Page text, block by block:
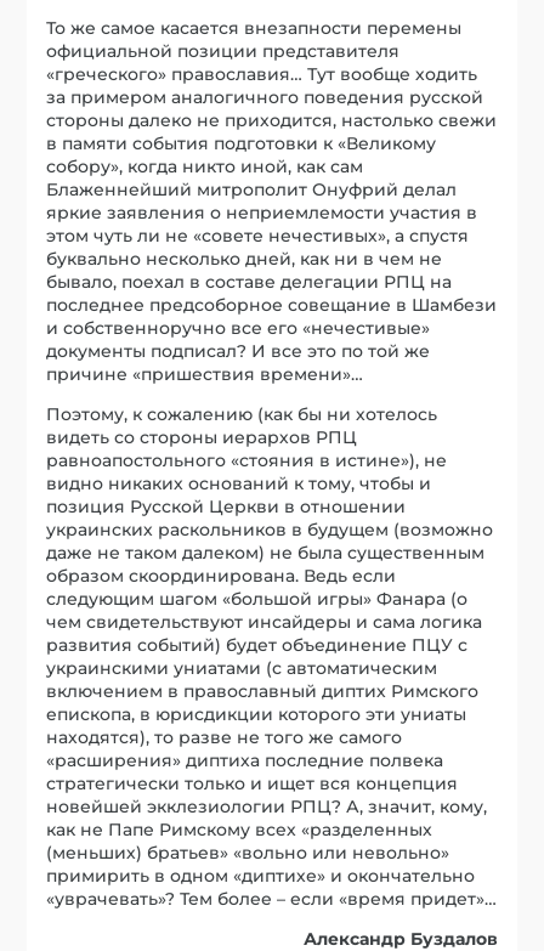
То же самое касается внезапности перемены
официальной позиции представителя
«греческого» православия… Тут вообще ходить
за примером аналогичного поведения русской
стороны далеко не приходится, настолько свежи
в памяти события подготовки к «Великому
собору», когда никто иной, как сам
Блаженнейший митрополит Онуфрий делал
яркие заявления о неприемлемости участия в
этом чуть ли не «совете нечестивых», а спустя
буквально несколько дней, как ни в чем не
бывало, поехал в составе делегации РПЦ на
последнее предсоборное совещание в Шамбези
и собственноручно все его «нечестивые»
документы подписал? И все это по той же
причине «пришествия времени»…
Поэтому, к сожалению (как бы ни хотелось
видеть со стороны иерархов РПЦ
равноапостольного «стояния в истине»), не
видно никаких оснований к тому, чтобы и
позиция Русской Церкви в отношении
украинских раскольников в будущем (возможно
даже не таком далеком) не была существенным
образом скоординирована. Ведь если
следующим шагом «большой игры» Фанара (о
чем свидетельствуют инсайдеры и сама логика
развития событий) будет объединение ПЦУ с
украинскими униатами (с автоматическим
включением в православный диптих Римского
епископа, в юрисдикции которого эти униаты
находятся), то разве не того же самого
«расширения» диптиха последние полвека
стратегически только и ищет вся концепция
новейшей экклезиологии РПЦ? А, значит, кому,
как не Папе Римскому всех «разделенных
(меньших) братьев» «вольно или невольно»
примирить в одном «диптихе» и окончательно
«уврачевать»? Тем более – если «время придет»…
Александр Буздалов